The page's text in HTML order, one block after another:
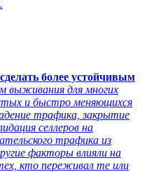
более устойчивым
выживания для многих
и быстро меняющихся
трафика, закрытие
селлеров на
трафика из
факторы влияли на
кто переживал те или